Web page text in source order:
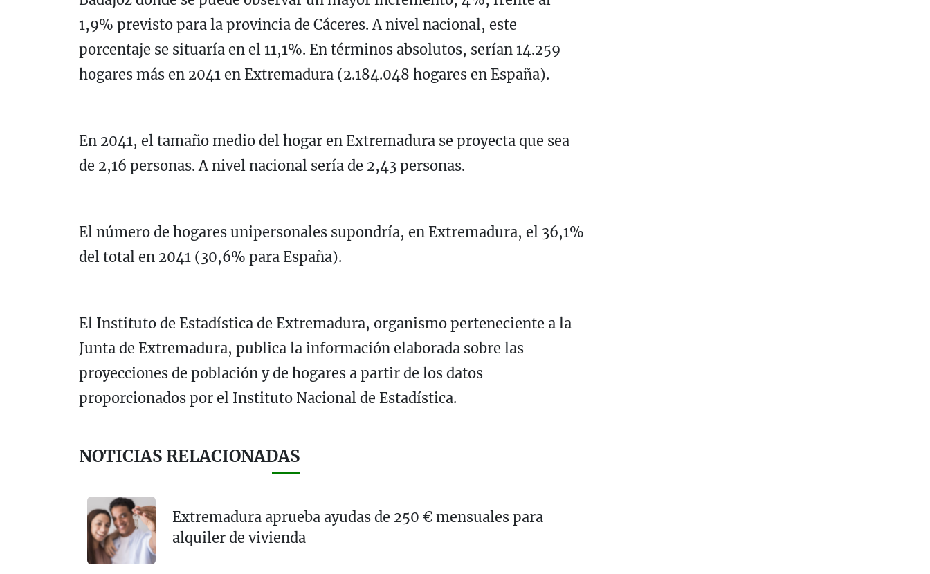
1,9% previsto para la provincia de Cáceres. A nivel nacional, este
porcentaje se situaría en el 11,1%. En términos absolutos, serían 14.259
hogares más en 2041 en Extremadura (2.184.048 hogares en España).
En 2041, el tamaño medio del hogar en Extremadura se proyecta que sea
de 2,16 personas. A nivel nacional sería de 2,43 personas.
El número de hogares unipersonales supondría, en Extremadura, el 36,1%
del total en 2041 (30,6% para España).
El Instituto de Estadística de Extremadura, organismo perteneciente a la
Junta de Extremadura, publica la información elaborada sobre las
proyecciones de población y de hogares a partir de los datos
proporcionados por el Instituto Nacional de Estadística.
NOTICIAS RELACIONADAS
Extremadura aprueba ayudas de 250 € mensuales para
alquiler de vivienda